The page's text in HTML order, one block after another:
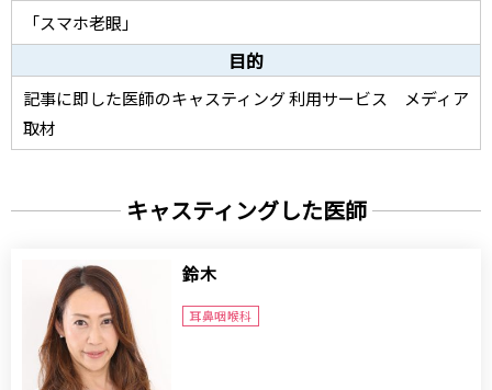
「スマホ老眼」
目的
記事に即した医師のキャスティング 利用サービス メディア
取材
キャスティングした医師
鈴木
耳鼻咽喉科